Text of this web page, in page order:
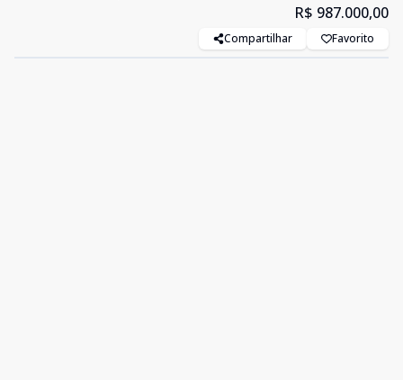
R$ 987.000,00
Compartilhar Favorito